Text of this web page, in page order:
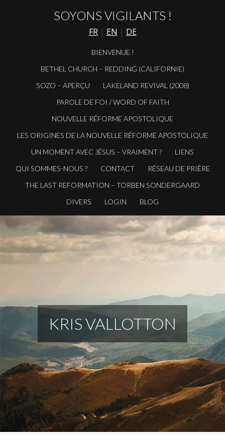
SOYONS VIGILANTS !
FR| EN | DE
BIENVENUE !
BETHEL CHURCH – REDDING (CALIFORNIE)
SOZO – APERÇU
LAKELAND REVIVAL (2008)
PAROLE DE FOI / WORD OF FAITH
NOUVELLE RÉFORME APOSTOLIQUE
LES ORIGINES DE LA NOUVELLE RÉFORME APOSTOLIQUE
UN MOMENT AVEC JÉSUS – VRAIMENT ?
LIENS
QUI SOMMES-NOUS ?
CONTACT
RÉSEAU DE PRIÈRE
THE LAST REFORMATION – TORBEN SONDERGAARD
DIVERS
LOGIN BLOG
KRIS VALLOTTON